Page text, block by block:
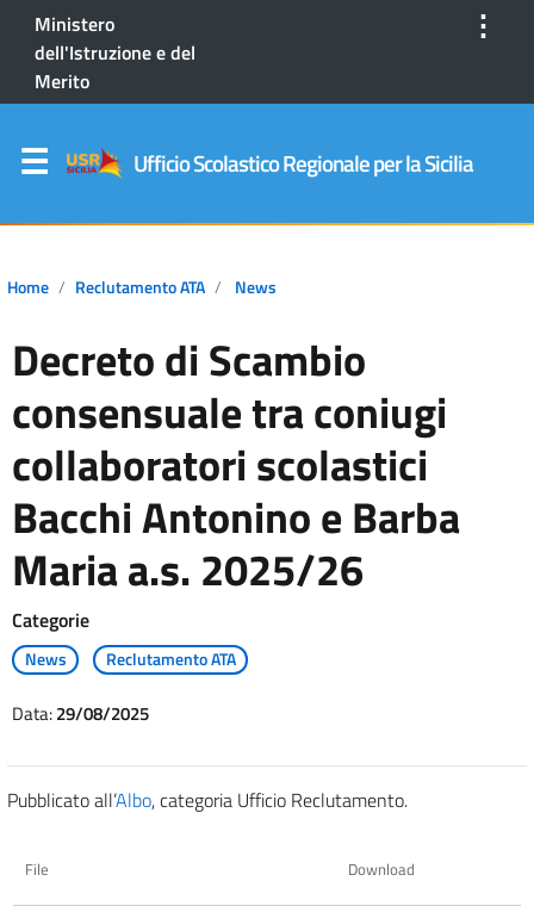
Ministero
dell'Istruzione e del
Merito
⋮
Ufficio Scolastico Regionale per la Sicilia
Home Reclutamento ATA News
Decreto di Scambio
consensuale tra coniugi
collaboratori scolastici
Bacchi Antonino e Barba
Maria a.s. 2025/26
Categorie
News Reclutamento ATA
Data:29/08/2025
Pubblicato all’Albo, categoria Ufficio Reclutamento.
File Download